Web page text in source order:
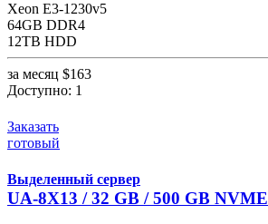
Xeon E3-1230v5
64GB DDR4
12TB HDD
за месяц $163
Доступно: 1
Заказать
готовый
Выделенный сервер
UA-8X13 / 32 GB / 500 GB NVME